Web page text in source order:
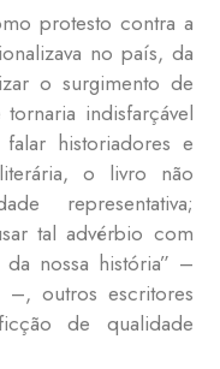
protesto contra a
no país, da
o surgimento de
indisfarçável
historiadores e
o livro não
representativa;
tal advérbio com
da nossa história” –
outros escritores
de qualidade